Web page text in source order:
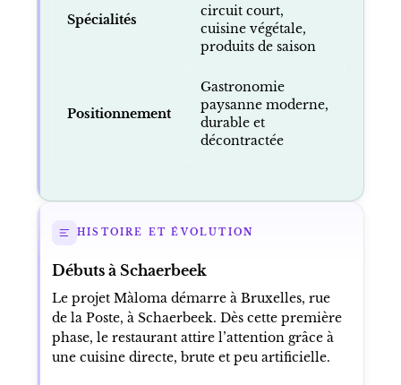
Spécialités
circuit court,
cuisine végétale,
produits de saison
Positionnement
Gastronomie
paysanne moderne,
durable et
décontractée
HISTOIRE ET ÉVOLUTION
Débuts à Schaerbeek
Le projet Màloma démarre à Bruxelles, rue
de la Poste, à Schaerbeek. Dès cette première
phase, le restaurant attire l’attention grâce à
une cuisine directe, brute et peu artificielle.